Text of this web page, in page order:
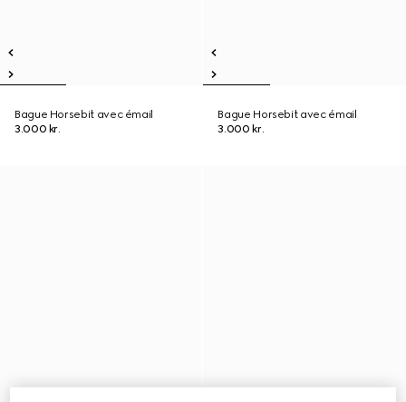
Bague Horsebit avec émail
3.000 kr.
Bague Horsebit avec émail
3.000 kr.